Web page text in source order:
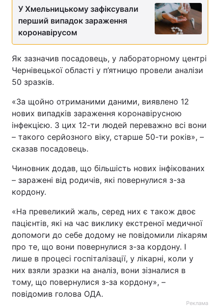
У Хмельницькому зафіксували
перший випадок зараження
коронавірусом
Як зазначив посадовець, у лабораторному центрі
Чернівецької області у п’ятницю провели аналізи
50 зразків.
«За щойно отриманими даними, виявлено 12
нових випадків зараження коронавірусною
інфекцією. З цих 12-ти людей переважно всі вони
– такого серйозного віку, старше 50-ти років», –
сказав посадовець.
Чиновник додав, що більшість нових інфікованих
– заражені від родичів, які повернулися з-за
кордону.
«На превеликий жаль, серед них є також двоє
пацієнтів, які на час виклику екстреної медичної
допомоги до себе додому не повідомили лікарям
про те, що вони повернулися з-за кордону. І
лише в процесі госпіталізації, у лікарні, коли у
них взяли зразки на аналіз, вони зізналися в
тому, що повернулися з-за кордону», –
повідомив голова ОДА.
Реклама